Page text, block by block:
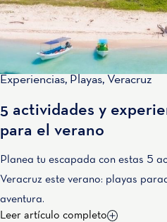
Experiencias, Playas, Veracruz
5 actividades y
para el verano
Planea tu escapada con estas 5
Veracruz este verano: playas
aventura.
Leer artículo completo